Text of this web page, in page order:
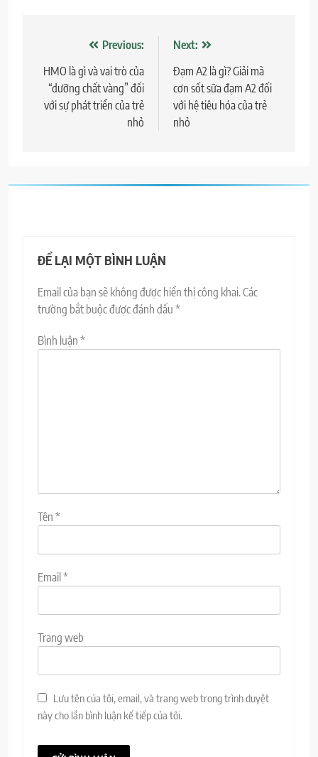
hướng
bài
Previous:
HMO là gì và vai trò của
“dưỡng chất vàng” đối
với sự phát triển của trẻ
nhỏ
Next:
Đạm A2 là gì? Giải mã
cơn sốt sữa đạm A2 đối
với hệ tiêu hóa của trẻ
nhỏ
ĐỂ LẠI MỘT BÌNH LUẬN
Email của bạn sẽ không được hiển thị công khai.Các
trường bắt buộc được đánh dấu *
Bình luận *
Tên *
Email *
Trang web
Lưu tên của tôi, email, và trang web trong trình duyệt
này cho lần bình luận kế tiếp của tôi.